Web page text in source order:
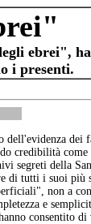
ebrei",
i presenti.
dell'evidenza
credibilità
segreti della
di tutti i suoi
non a
e
consentito di